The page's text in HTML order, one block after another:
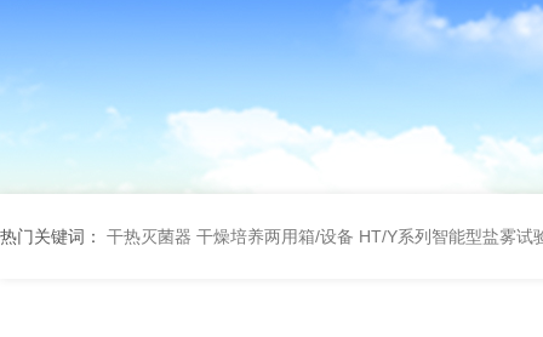
热门关键词： 干热灭菌器 干燥培养两用箱/设备 HT/Y系列智能型盐雾试